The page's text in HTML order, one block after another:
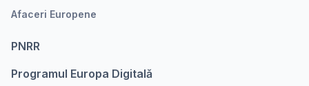
Afaceri Europene
PNRR
Programul Europa Digitalǎ